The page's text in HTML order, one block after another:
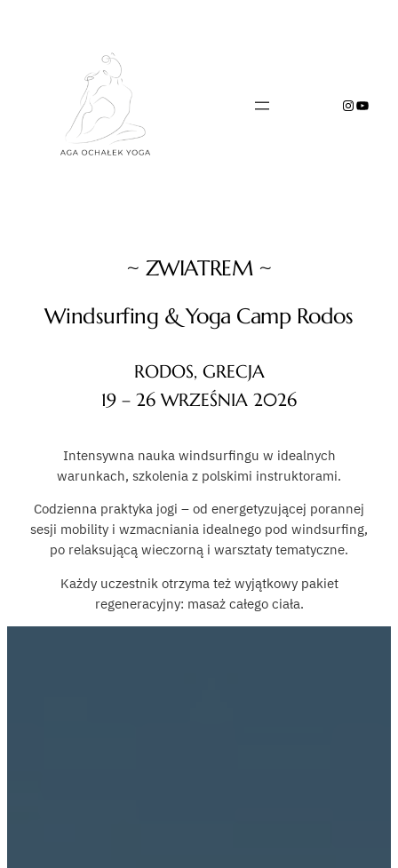
~ ZWIATREM ~
Windsurfing & Yoga Camp Rodos
RODOS, GRECJA
19 – 26 WRZEŚNIA 2026
Intensywna nauka windsurfingu w idealnych
warunkach, szkolenia z polskimi instruktorami.
Codzienna praktyka jogi – od energetyzującej porannej
sesji mobility i wzmacniania idealnego pod windsurfing,
po relaksującą wieczorną i warsztaty tematyczne.
Każdy uczestnik otrzyma też wyjątkowy pakiet
regeneracyjny: masaż całego ciała.